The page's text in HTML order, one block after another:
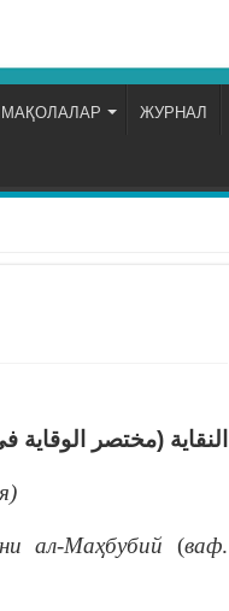
МАҚОЛАЛАР ЖУРНАЛ
النقاية (مختصر الوقاية
ал-Маҳбубий (ваф.